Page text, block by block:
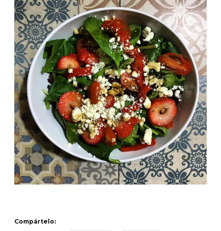
Compártelo: